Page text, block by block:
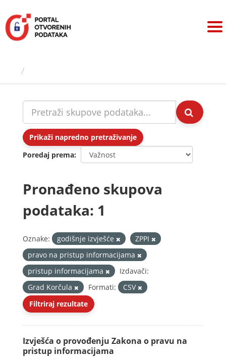
sadržaj
Prikaži napredno pretraživanje
Poredaj prema
Pronađeno skupova
podataka: 1
Oznake: godišnje izvješće
ZPPI
pravo na pristup informacijama
pristup informacijama
Izdavači:
Grad Korčula
Formati:
CSV
Filtriraj rezultate
Izvješća o provođenju Zakona o pravu na
pristup informacijama